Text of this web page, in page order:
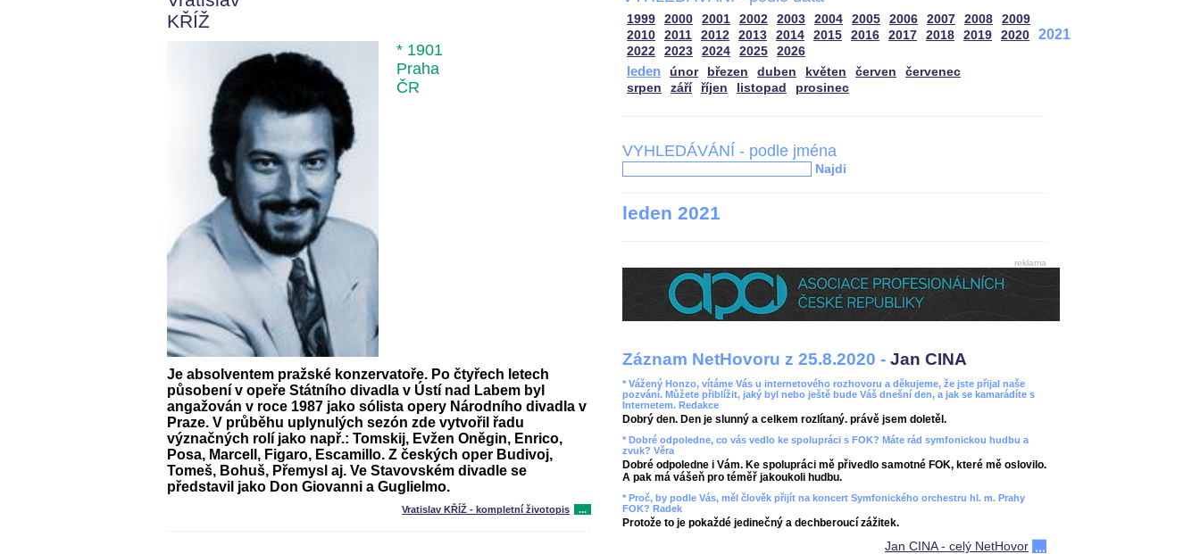
KŘÍŽ
* 1901
Praha
ČR
Je absolventem pražské konzervatoře. Po čtyřech letech
působení v opeře Státního divadla v Ústí nad Labem byl
angažován v roce 1987 jako sólista opery Národního divadla v
Praze. V průběhu uplynulých sezón zde vytvořil řadu
význačných rolí jako např.: Tomskij, Evžen Oněgin, Enrico,
Posa, Marcell, Figaro, Escamillo. Z českých oper Budivoj,
Tomeš, Bohuš, Přemysl aj. Ve Stavovském divadle se
představil jako Don Giovanni a Guglielmo.
Vratislav KŘÍŽ - kompletní životopis ...
1999 2000 2001 2002 2003 2004 2005 2006 2007 2008
2009
2010
2011 2012 2013 2014 2015 2016 2017 2018 2019 2020 2021
2022 2023 2024 2025 2026
leden únor březen duben květen červen
červenec
srpen
září říjen listopad prosinec
VYHLEDÁVÁNÍ - podle jména
Najdi
leden 2021
reklama
Záznam NetHovoru z 25.8.2020 - Jan CINA
* Vážený Honzo, vítáme Vás u internetového rozhovoru a děkujeme, že jste přijal naše
pozvání. Můžete přiblížit, jaký byl nebo ještě bude Váš dnešní den, a jak se kamarádíte s
Internetem. Redakce
Dobrý den. Den je slunný a celkem rozlítaný. právě jsem doletěl.
* Dobré odpoledne, co vás vedlo ke spolupráci s FOK? Máte rád symfonickou hudbu a
zvuk? Věra
Dobré odpoledne i Vám. Ke spolupráci mě přivedlo samotné FOK, které mě oslovilo.
A pak má vášeň pro téměř jakoukoli hudbu.
* Proč, by podle Vás, měl člověk přijít na koncert Symfonického orchestru hl. m. Prahy
FOK? Radek
Protože to je pokaždé jedinečný a dechberoucí zážitek.
Jan CINA - celý NetHovor